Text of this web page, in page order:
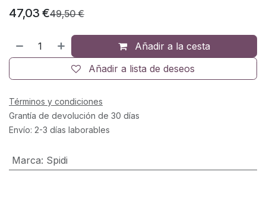
47,03 €49,50€
Añadir a la cesta
Añadir a lista de deseos
Términos y condiciones
Grantía de devolución de 30 días
Envío: 2-3 días laborables
Marca: Spidi